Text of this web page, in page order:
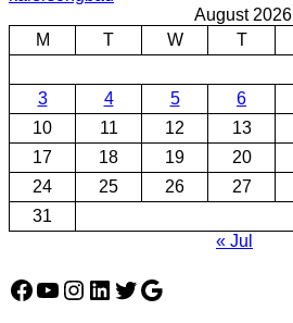
August 2026
M
T W T
3
4 5 6
10
11 12 13
17
18 19 20
24
25 26 27
31
« Jul
Facebook
YouTube
Instagram
LinkedIn
Twitter
Google